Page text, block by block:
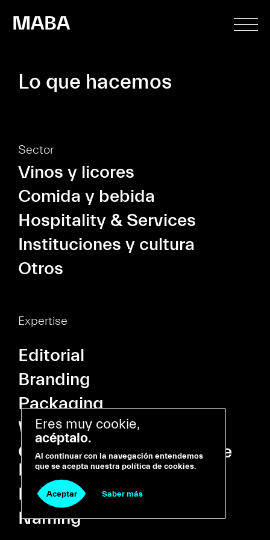
MABA
Lo que hacemos
Sector
Vinos y licores
Comida y bebida
Hospitality & Services
Instituciones y cultura
Otros
Expertise
Editorial
Branding
Packaging
Web & Digital
Campañas y Activación de
Marca
Dirección de arte
Naming
Eres muy cookie,
acéptalo.
Al continuar con la navegación entendemos
que se acepta nuestra política de cookies.
Aceptar Saber más